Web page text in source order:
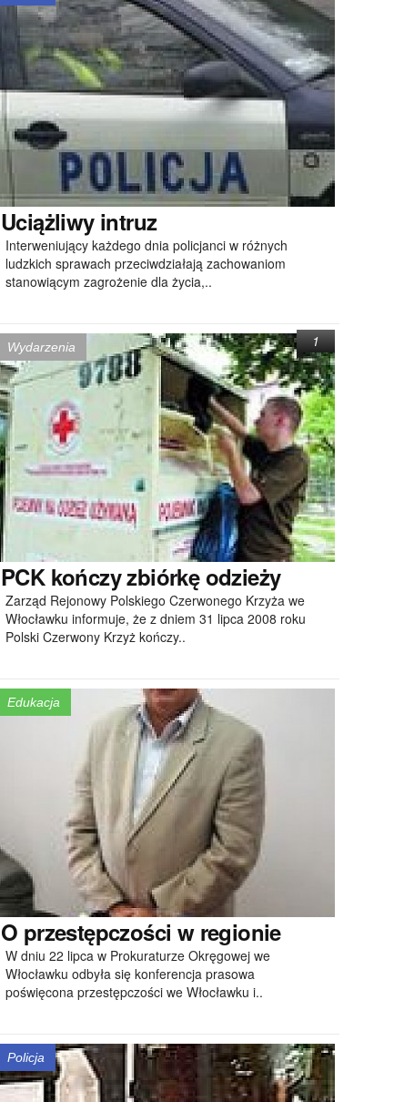
Uciążliwyintruz
Interweniujący każdego dnia policjanci w różnych
ludzkich sprawach przeciwdziałają zachowaniom
stanowiącym zagrożenie dla życia,..
Wydarzenia
PCKkończy zbiórkę odzieży
Zarząd Rejonowy Polskiego Czerwonego Krzyża we
Włocławku informuje, że z dniem 31 lipca 2008 roku
Polski Czerwony Krzyż kończy..
1
Edukacja
O przestępczości w regionie
W dniu 22 lipca w Prokuraturze Okręgowej we
Włocławku odbyła się konferencja prasowa
poświęcona przestępczości we Włocławku i..
Policja